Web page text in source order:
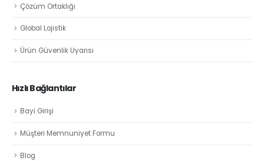
Çözüm Ortaklığı
Global Lojistik
Ürün Güvenlik Uyarısı
Hızlı Bağlantılar
Bayi Girişi
Müşteri Memnuniyet Formu
Blog